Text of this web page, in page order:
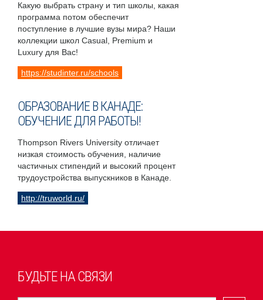
Какую выбрать страну и тип школы, какая
программа потом обеспечит
поступление в лучшие вузы мира? Наши
коллекции школ Casual, Premium и
Luxury для Вас!
https://studinter.ru/schools
ОБРАЗОВАНИЕ В КАНАДЕ:
ОБУЧЕНИЕ ДЛЯ РАБОТЫ!
Thompson Rivers University отличает
низкая стоимость обучения, наличие
частичных стипендий и высокий процент
трудоустройства выпускников в Канаде.
http://truworld.ru/
БУДЬТЕ НА СВЯЗИ